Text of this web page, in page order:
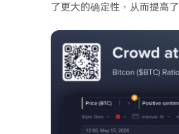
了更大的确定性，从而提高